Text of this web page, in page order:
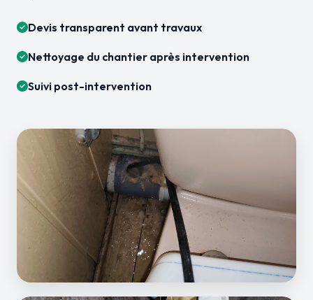
Devis transparent avant travaux
Nettoyage du chantier après intervention
Suivi post-intervention